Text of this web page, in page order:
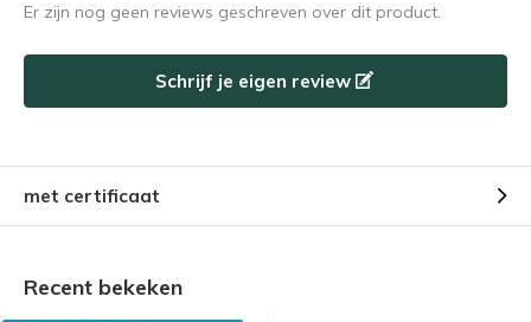
Er zijn nog geen reviews geschreven over dit product.
Schrijf je eigen review
met certificaat
Recent bekeken